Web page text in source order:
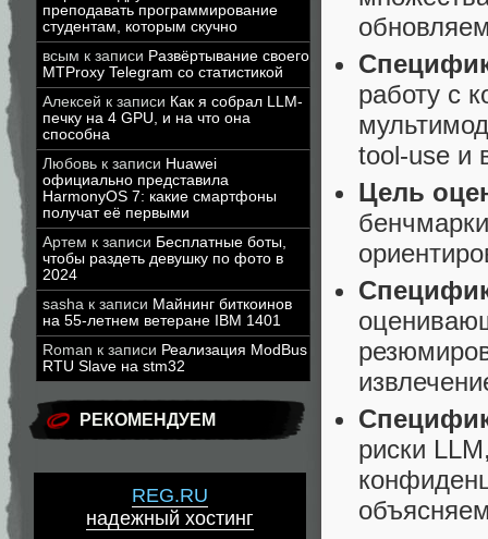
преподавать программирование
студентам, которым скучно
всым к записи Развёртывание своего
MTProxy Telegram со статистикой
Алексей к записи Как я собрал LLM-
печку на 4 GPU, и на что она
способна
Любовь к записи Huawei
официально представила
HarmonyOS 7: какие смартфоны
получат её первыми
Артем к записи Бесплатные боты,
чтобы раздеть девушку по фото в
2024
sasha к записи Майнинг биткоинов
на 55-летнем ветеране IBM 1401
Roman к записи Реализация ModBus
RTU Slave на stm32
РЕКОМЕНДУЕМ
REG.RU
надежный хостинг
работу с
tool-use и
Цель
риски